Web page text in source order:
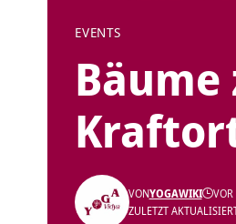
EVENTS
ZULETZT
VONYOGAWIKI VOR